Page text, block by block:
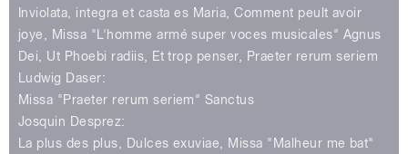
Inviolata, integra et casta es Maria, Comment peult avoir
joye, Missa "L'homme armé super voces musicales" Agnus
Dei, Ut Phoebi radiis, Et trop penser, Praeter rerum seriem
Ludwig Daser:
Missa "Praeter rerum seriem" Sanctus
Josquin Desprez:
La plus des plus, Dulces exuviae, Missa "Malheur me bat"